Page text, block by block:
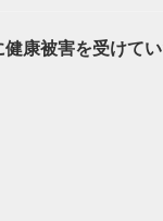
康被害を受けて